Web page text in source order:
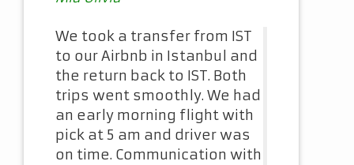
We took a transfer from IST
to our Airbnb in Istanbul and
the return back to IST. Both
trips went smoothly. We had
an early morning flight with
pick at 5 am and driver was
on time. Communication with